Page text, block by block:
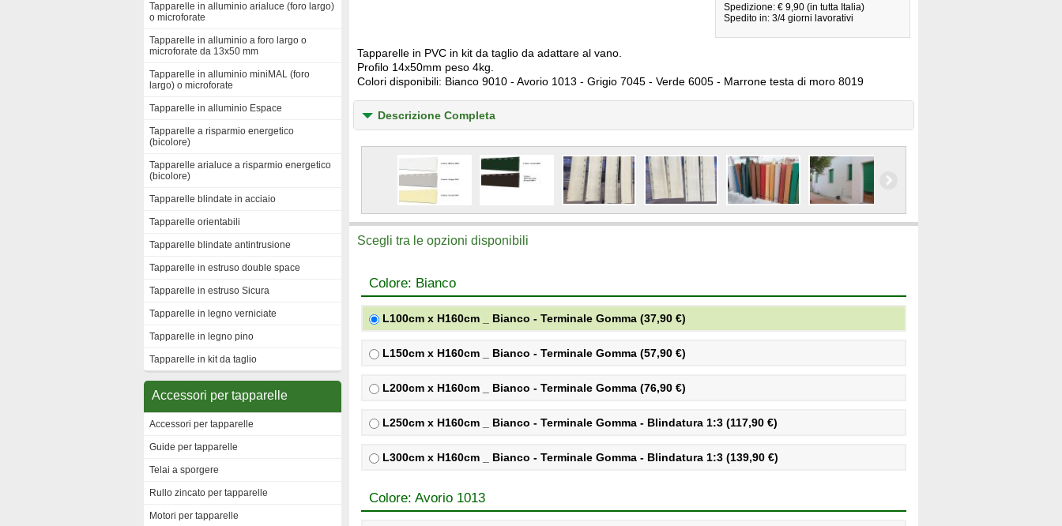
Tapparelle in alluminio arialuce (foro largo)
o microforate
Tapparelle in alluminio a foro largo o
microforate da 13x50 mm
Tapparelle in alluminio miniMAL (foro
largo) o microforate
Tapparelle in alluminio Espace
Tapparelle a risparmio energetico
(bicolore)
Tapparelle arialuce a risparmio energetico
(bicolore)
Tapparelle blindate in acciaio
Tapparelle orientabili
Tapparelle blindate antintrusione
Tapparelle in estruso double space
Tapparelle in estruso Sicura
Tapparelle in legno verniciate
Tapparelle in legno pino
Tapparelle in kit da taglio
Accessori per tapparelle
Accessori per tapparelle
Guide per tapparelle
Telai a sporgere
Rullo zincato per tapparelle
Motori per tapparelle
Spedizione: € 9,90 (in tutta Italia)
Spedito in: 3/4 giorni lavorativi
Tapparelle in PVC in kit da taglio da adattare al vano.
Profilo 14x50mm peso 4kg.
Colori disponibili: Bianco 9010 - Avorio 1013 - Grigio 7045 - Verde 6005 - Marrone testa di moro 8019
Descrizione Completa
Scegli tra le opzioni disponibili
Colore: Bianco
L100cm x H160cm _ Bianco - Terminale Gomma (37,90 €)
L150cm x H160cm _ Bianco - Terminale Gomma (57,90 €)
L200cm x H160cm _ Bianco - Terminale Gomma (76,90 €)
L250cm x H160cm _ Bianco - Terminale Gomma - Blindatura 1:3 (117,90 €)
L300cm x H160cm _ Bianco - Terminale Gomma - Blindatura 1:3 (139,90 €)
Colore: Avorio 1013